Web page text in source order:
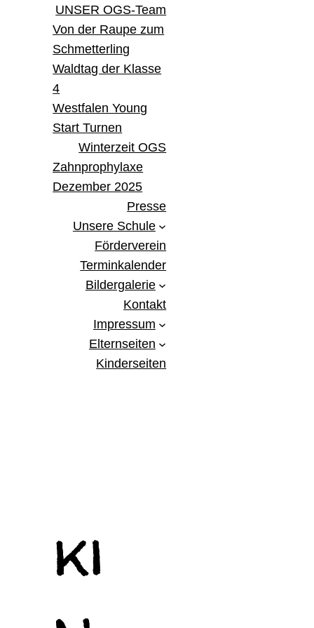
UNSER OGS-Team
Von der Raupe zum
Schmetterling
Waldtag der Klasse
4
Westfalen Young
Start Turnen
Winterzeit OGS
Zahnprophylaxe
Dezember 2025
Presse
Unsere Schule
Förderverein
Terminkalender
Bildergalerie
Kontakt
Impressum
Elternseiten
Kinderseiten
ki